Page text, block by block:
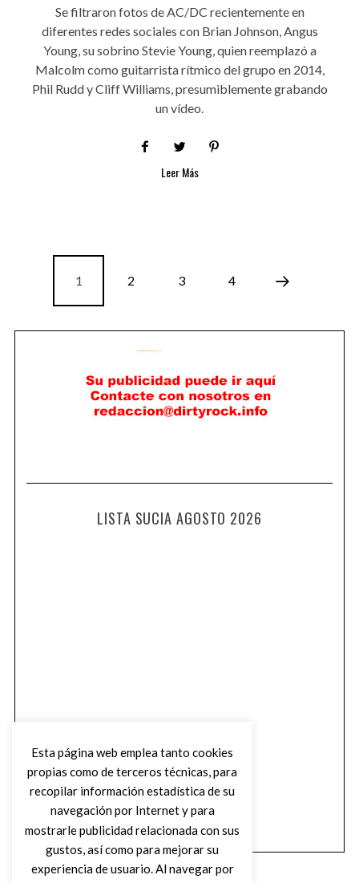
Se filtraron fotos de AC/DC recientemente en
diferentes redes sociales con Brian Johnson, Angus
Young, su sobrino Stevie Young, quien reemplazó a
Malcolm como guitarrista rítmico del grupo en 2014,
Phil Rudd y Cliff Williams, presumiblemente grabando
un vídeo.
Leer Más
1 2 3 4
LISTA SUCIA AGOSTO 2026
Esta página web emplea tanto cookies
propias como de terceros técnicas, para
recopilar información estadística de su
navegación por Internet y para
mostrarle publicidad relacionada con sus
gustos, así como para mejorar su
experiencia de usuario. Al navegar por